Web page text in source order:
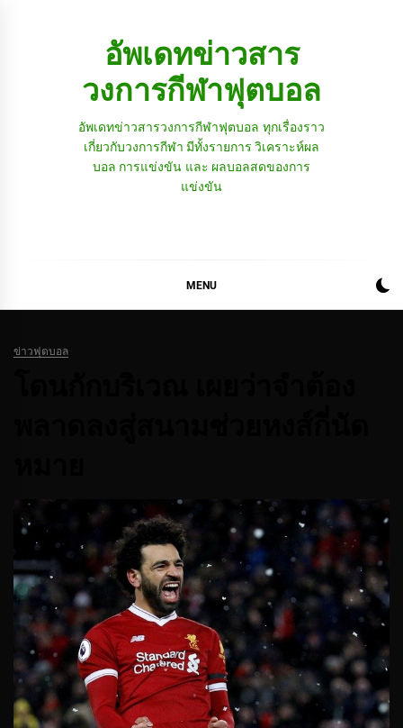
อัพเดทข่าวสาร
วงการกีฬาฟุตบอล
อัพเดทข่าวสารวงการกีฬาฟุตบอล ทุกเรื่องราว
เกี่ยวกับวงการกีฬา มีทั้งรายการ วิเคราะห์ผล
บอล การแข่งขัน และ ผลบอลสดของการ
แข่งขัน
MENU
ข่าวฟุตบอล